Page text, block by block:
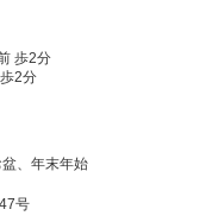
歩2分
2分
、年末年始
号